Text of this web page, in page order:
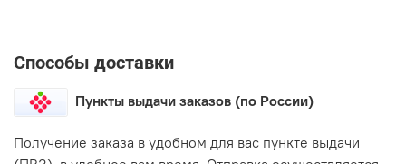
Способы доставки
Пункты выдачи заказов (по России)
Получение заказа в удобном для вас пункте выдачи